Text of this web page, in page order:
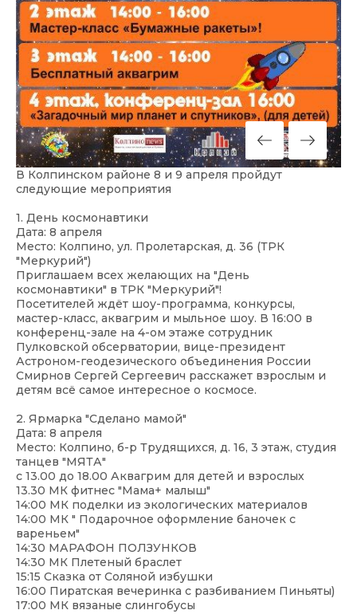
В Колпинском районе 8 и 9 апреля пройдут
следующие мероприятия
1. День космонавтики
Дата: 8 апреля
Место: Колпино, ул. Пролетарская, д. 36 (ТРК
"Меркурий")
Приглашаем всех желающих на "День
космонавтики" в ТРК "Меркурий"!
Посетителей ждёт шоу-программа, конкурсы,
мастер-класс, аквагрим и мыльное шоу. В 16:00 в
конференц-зале на 4-ом этаже сотрудник
Пулковской обсерватории, вице-президент
Астроном-геодезического объединения России
Смирнов Сергей Сергеевич расскажет взрослым и
детям всё самое интересное о космосе.
2. Ярмарка "Сделано мамой"
Дата: 8 апреля
Место: Колпино, б-р Трудящихся, д. 16, 3 этаж, студия
танцев "МЯТА"
с 13.00 до 18.00 Аквагрим для детей и взрослых
13.30 МК фитнес "Мама+ малыш"
14:00 МК поделки из экологических материалов
14:00 МК " Подарочное оформление баночек с
вареньем"
14:30 МАРАФОН ПОЛЗУНКОВ
14:30 МК Плетеный браслет
15:15 Сказка от Соляной избушки
16:00 Пиратская вечеринка с разбиванием Пиньяты)
17:00 МК вязаные слингобусы